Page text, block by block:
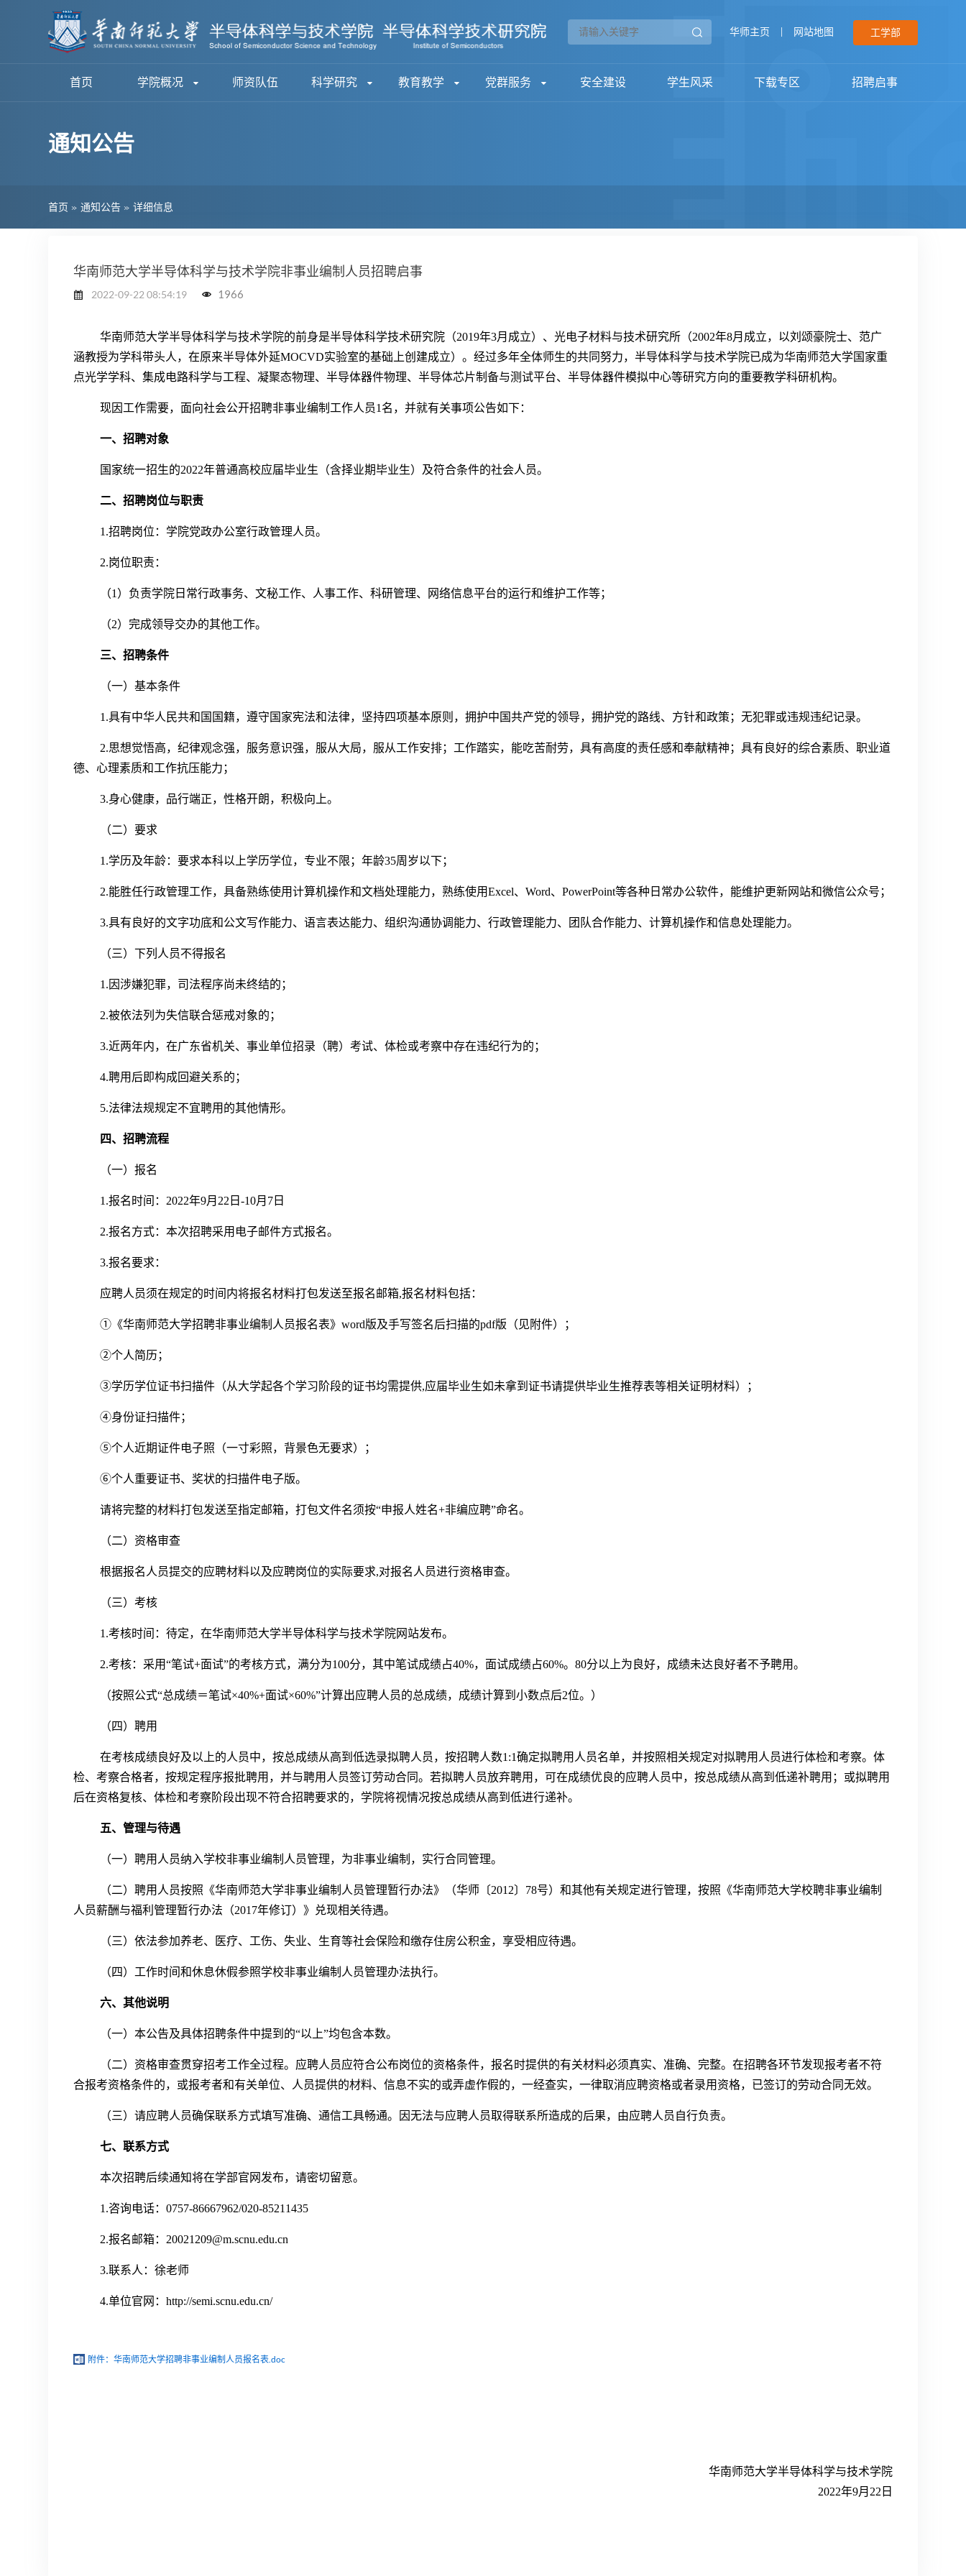
华师主页 网站地图 工学部
首页 学院概况 师资队伍 科学研究 教育教学 党群服务 安全建设 学生风采 下载专区 招聘启事
通知公告
首页 » 通知公告 » 详细信息
华南师范大学半导体科学与技术学院非事业编制人员招聘启事
2022-09-22 08:54:19 1966
华南师范大学半导体科学与技术学院的前身是半导体科学技术研究院（2019年3月成立）、光电子材料与技术研究所（2002年8月成立，以刘颂豪院士、范广
涵教授为学科带头人，在原来半导体外延MOCVD实验室的基础上创建成立）。经过多年全体师生的共同努力，半导体科学与技术学院已成为华南师范大学国家重
点光学学科、集成电路科学与工程、凝聚态物理、半导体器件物理、半导体芯片制备与测试平台、半导体器件模拟中心等研究方向的重要教学科研机构。
现因工作需要，面向社会公开招聘非事业编制工作人员1名，并就有关事项公告如下：
一、招聘对象
国家统一招生的2022年普通高校应届毕业生（含择业期毕业生）及符合条件的社会人员。
二、招聘岗位与职责
1.招聘岗位：学院党政办公室行政管理人员。
2.岗位职责：
（1）负责学院日常行政事务、文秘工作、人事工作、科研管理、网络信息平台的运行和维护工作等；
（2）完成领导交办的其他工作。
三、招聘条件
（一）基本条件
1.具有中华人民共和国国籍，遵守国家宪法和法律，坚持四项基本原则，拥护中国共产党的领导，拥护党的路线、方针和政策；无犯罪或违规违纪记录。
2.思想觉悟高，纪律观念强，服务意识强，服从大局，服从工作安排；工作踏实，能吃苦耐劳，具有高度的责任感和奉献精神；具有良好的综合素质、职业道
德、心理素质和工作抗压能力；
3.身心健康，品行端正，性格开朗，积极向上。
（二）要求
1.学历及年龄：要求本科以上学历学位，专业不限；年龄35周岁以下；
2.能胜任行政管理工作，具备熟练使用计算机操作和文档处理能力，熟练使用Excel、Word、PowerPoint等各种日常办公软件，能维护更新网站和微信公众号；
3.具有良好的文字功底和公文写作能力、语言表达能力、组织沟通协调能力、行政管理能力、团队合作能力、计算机操作和信息处理能力。
（三）下列人员不得报名
1.因涉嫌犯罪，司法程序尚未终结的；
2.被依法列为失信联合惩戒对象的；
3.近两年内，在广东省机关、事业单位招录（聘）考试、体检或考察中存在违纪行为的；
4.聘用后即构成回避关系的；
5.法律法规规定不宜聘用的其他情形。
四、招聘流程
（一）报名
1.报名时间：2022年9月22日-10月7日
2.报名方式：本次招聘采用电子邮件方式报名。
3.报名要求：
应聘人员须在规定的时间内将报名材料打包发送至报名邮箱,报名材料包括：
①《华南师范大学招聘非事业编制人员报名表》word版及手写签名后扫描的pdf版（见附件）；
②个人简历；
③学历学位证书扫描件（从大学起各个学习阶段的证书均需提供,应届毕业生如未拿到证书请提供毕业生推荐表等相关证明材料）；
④身份证扫描件；
⑤个人近期证件电子照（一寸彩照，背景色无要求）；
⑥个人重要证书、奖状的扫描件电子版。
请将完整的材料打包发送至指定邮箱，打包文件名须按“申报人姓名+非编应聘”命名。
（二）资格审查
根据报名人员提交的应聘材料以及应聘岗位的实际要求,对报名人员进行资格审查。
（三）考核
1.考核时间：待定，在华南师范大学半导体科学与技术学院网站发布。
2.考核：采用“笔试+面试”的考核方式，满分为100分，其中笔试成绩占40%，面试成绩占60%。80分以上为良好，成绩未达良好者不予聘用。
（按照公式“总成绩＝笔试×40%+面试×60%”计算出应聘人员的总成绩，成绩计算到小数点后2位。）
（四）聘用
在考核成绩良好及以上的人员中，按总成绩从高到低选录拟聘人员，按招聘人数1:1确定拟聘用人员名单，并按照相关规定对拟聘用人员进行体检和考察。体
检、考察合格者，按规定程序报批聘用，并与聘用人员签订劳动合同。若拟聘人员放弃聘用，可在成绩优良的应聘人员中，按总成绩从高到低递补聘用；或拟聘用
后在资格复核、体检和考察阶段出现不符合招聘要求的，学院将视情况按总成绩从高到低进行递补。
五、管理与待遇
（一）聘用人员纳入学校非事业编制人员管理，为非事业编制，实行合同管理。
（二）聘用人员按照《华南师范大学非事业编制人员管理暂行办法》（华师〔2012〕78号）和其他有关规定进行管理，按照《华南师范大学校聘非事业编制
人员薪酬与福利管理暂行办法（2017年修订）》兑现相关待遇。
（三）依法参加养老、医疗、工伤、失业、生育等社会保险和缴存住房公积金，享受相应待遇。
（四）工作时间和休息休假参照学校非事业编制人员管理办法执行。
六、其他说明
（一）本公告及具体招聘条件中提到的“以上”均包含本数。
（二）资格审查贯穿招考工作全过程。应聘人员应符合公布岗位的资格条件，报名时提供的有关材料必须真实、准确、完整。在招聘各环节发现报考者不符
合报考资格条件的，或报考者和有关单位、人员提供的材料、信息不实的或弄虚作假的，一经查实，一律取消应聘资格或者录用资格，已签订的劳动合同无效。
（三）请应聘人员确保联系方式填写准确、通信工具畅通。因无法与应聘人员取得联系所造成的后果，由应聘人员自行负责。
七、联系方式
本次招聘后续通知将在学部官网发布，请密切留意。
1.咨询电话：0757-86667962/020-85211435
2.报名邮箱：20021209@m.scnu.edu.cn
3.联系人：徐老师
4.单位官网：http://semi.scnu.edu.cn/
附件：华南师范大学招聘非事业编制人员报名表.doc
华南师范大学半导体科学与技术学院
2022年9月22日